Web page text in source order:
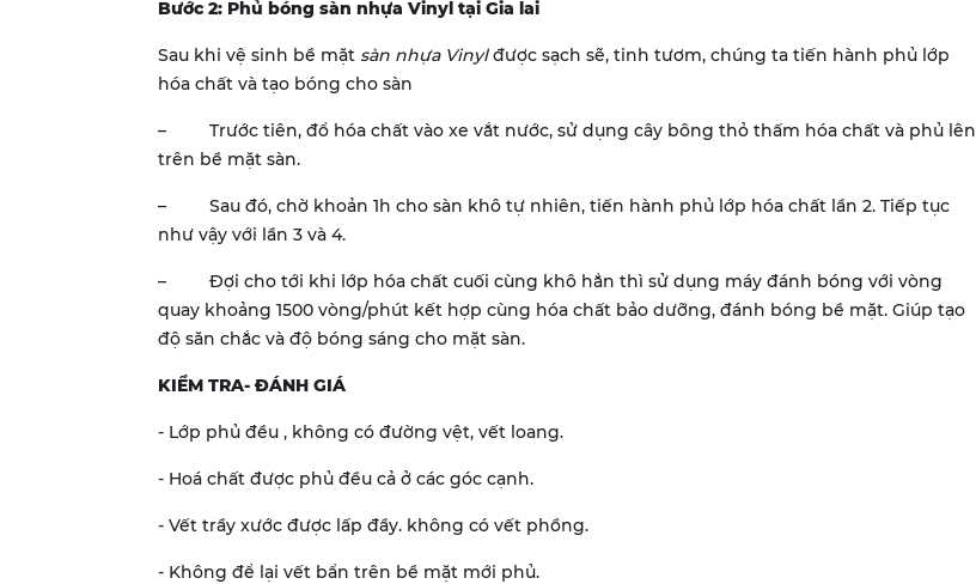
Bước 2: Phủ bóng sàn nhựa Vinyl tại Gia lai
Sau khi vệ sinh bề mặt sàn nhựa Vinylđược sạch sẽ, tinh tươm, chúng ta tiến hành phủ lớp
hóa chất và tạo bóng cho sàn
– Trước tiên, đổ hóa chất vào xe vắt nước, sử dụng cây bông thỏ thấm hóa chất và phủ lên
trên bề mặt sàn.
– Sau đó, chờ khoản 1h cho sàn khô tự nhiên, tiến hành phủ lớp hóa chất lần 2. Tiếp tục
như vậy với lần 3 và 4.
– Đợi cho tới khi lớp hóa chất cuối cùng khô hẳn thì sử dụng máy đánh bóng với vòng
quay khoảng 1500 vòng/phút kết hợp cùng hóa chất bảo dưỡng, đánh bóng bề mặt. Giúp tạo
độ săn chắc và độ bóng sáng cho mặt sàn.
KIỂM TRA- ĐÁNH GIÁ
- Lớp phủ đều , không có đường vệt, vết loang.
- Hoá chất được phủ đều cả ở các góc cạnh.
- Vết trầy xước được lấp đầy. không có vết phồng.
- Không để lại vết bẩn trên bề mặt mới phủ.